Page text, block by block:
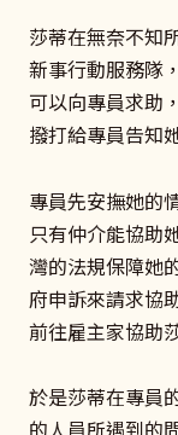
莎蒂在無奈不知
新事行動服務隊
可以向專員求助
撥打給專員告知
專員先安撫她的
只有仲介能協助
灣的法規保障她
府申訴來請求協
前往雇主家協助
於是莎蒂在專員
的人員所遇到的